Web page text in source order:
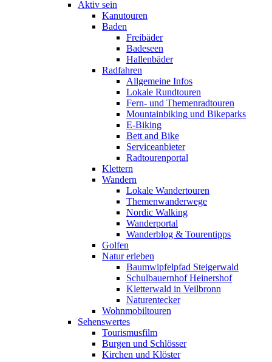
Aktiv sein
Kanutouren
Baden
Freibäder
Badeseen
Hallenbäder
Radfahren
Allgemeine Infos
Lokale Rundtouren
Fern- und Themenradtouren
Mountainbiking und Bikeparks
E-Biking
Bett and Bike
Serviceanbieter
Radtourenportal
Klettern
Wandern
Lokale Wandertouren
Themenwanderwege
Nordic Walking
Wanderportal
Wanderblog & Tourentipps
Golfen
Natur erleben
Baumwipfelpfad Steigerwald
Schulbauernhof Heinershof
Kletterwald in Veilbronn
Naturentecker
Wohnmobiltouren
Sehenswertes
Tourismusfilm
Burgen und Schlösser
Kirchen und Klöster